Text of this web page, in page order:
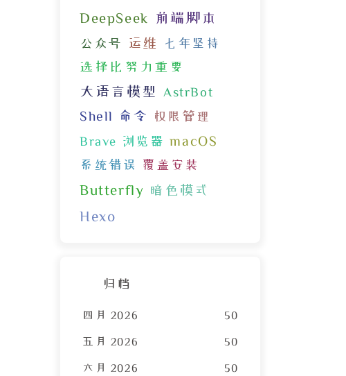
DeepSeek 前端脚本
公众号 运维 七年坚持
选择比努力重要
大语言模型 AstrBot
Shell 命令
权限管理
Brave 浏览器 macOS
系统错误 覆盖安装
Butterfly 暗色模式
Hexo
归档
四月 2026 50
五月 2026 50
六月 2026 50